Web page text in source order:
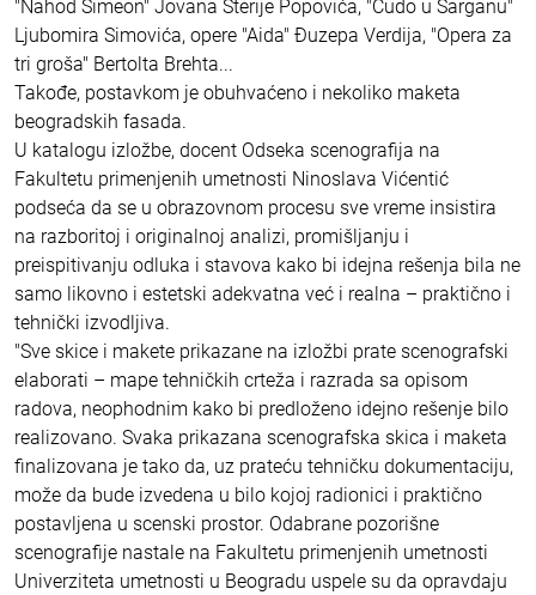
"Nahod Simeon" Jovana Sterije Popovića, "Čudo u Šarganu"
Ljubomira Simovića, opere "Aida" Đuzepa Verdija, "Opera za
tri groša" Bertolta Brehta...
Takođe, postavkom je obuhvaćeno i nekoliko maketa
beogradskih fasada.
U katalogu izložbe, docent Odseka scenografija na
Fakultetu primenjenih umetnosti Ninoslava Vićentić
podseća da se u obrazovnom procesu sve vreme insistira
na razboritoj i originalnoj analizi, promišljanju i
preispitivanju odluka i stavova kako bi idejna rešenja bila ne
samo likovno i estetski adekvatna već i realna – praktično i
tehnički izvodljiva.
"Sve skice i makete prikazane na izložbi prate scenografski
elaborati – mape tehničkih crteža i razrada sa opisom
radova, neophodnim kako bi predloženo idejno rešenje bilo
realizovano. Svaka prikazana scenografska skica i maketa
finalizovana je tako da, uz prateću tehničku dokumentaciju,
može da bude izvedena u bilo kojoj radionici i praktično
postavljena u scenski prostor. Odabrane pozorišne
scenografije nastale na Fakultetu primenjenih umetnosti
Univerziteta umetnosti u Beogradu uspele su da opravdaju